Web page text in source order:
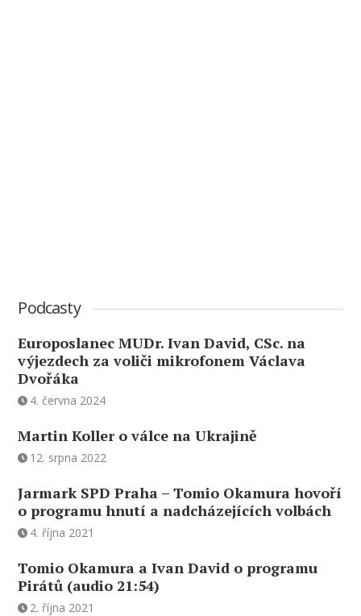
Podcasty
Europoslanec MUDr. Ivan David, CSc. na
výjezdech za voliči mikrofonem Václava
Dvořáka
4. června 2024
Martin Koller o válce na Ukrajině
12. srpna 2022
Jarmark SPD Praha – Tomio Okamura hovoří
o programu hnutí a nadcházejících volbách
4. října 2021
Tomio Okamura a Ivan David o programu
Pirátů (audio 21:54)
2. října 2021